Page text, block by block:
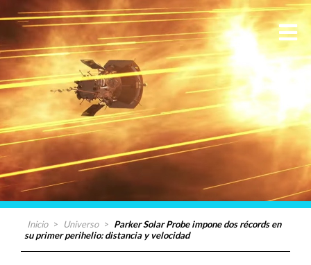
Inicio > Universo > Parker Solar Probe impone dos récords en
su primer perihelio: distancia y velocidad